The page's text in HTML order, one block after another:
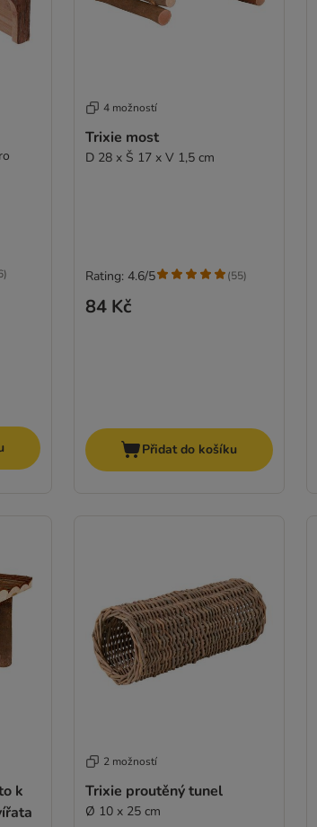
)
4 možností
Trixie most
D 28 x Š 17 x V 1,5 cm
84 Kč
Rating: 4.6/5 (55)
Přidat do košíku
k
2 možností
Trixie proutěný tunel
Ø 10 x 25 cm